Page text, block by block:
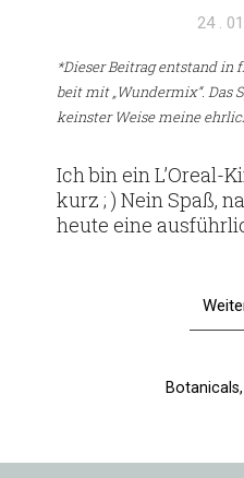
24 .
*Dieser Bei­trag ent­stand
beit mit „Wun­dermix“. Das
keinster Weise meine
Ich bin ein L’O­real-
kurz ; ) Nein Spaß,
heute eine
Botanicals,